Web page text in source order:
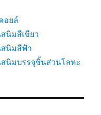
อยล์
นิมสีเขียว
สนิมสีฟ้า
นิมบรรจุชิ้นส่วนโลหะ